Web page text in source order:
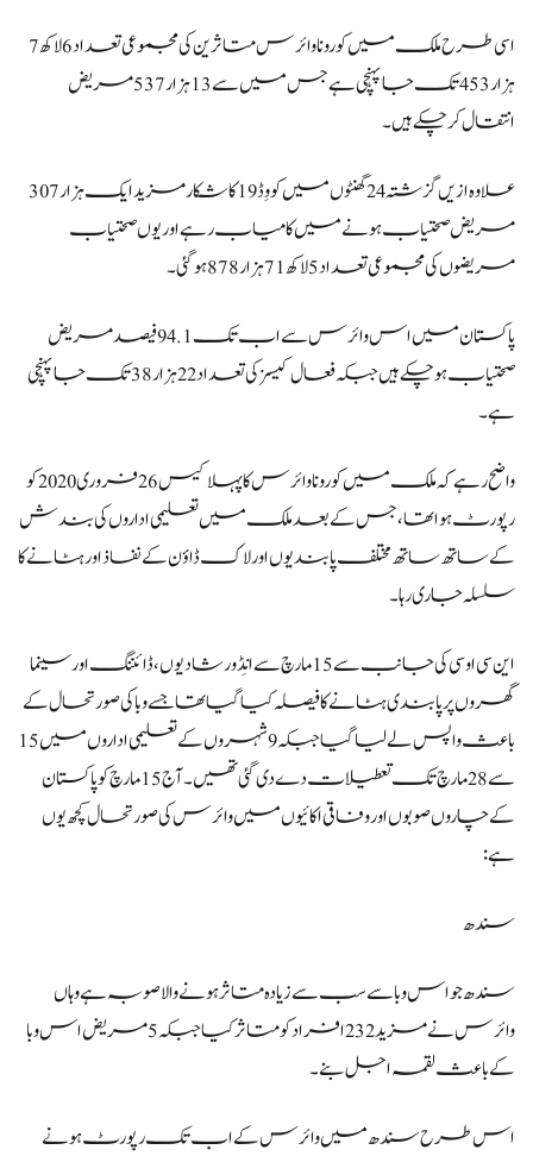
اسی طرح ملک میں کورونا وائرس متاثرین کی مجموعی تعداد 6 لاکھ 7
ہزار 453 تک جا پہنچی ہے جس میں سے 13 ہزار 537 مریض
انتقال کر چکے ہیں۔
علاوہ ازیں گزشتہ 24 گھنٹوں میں کووِڈ 19 کا شکار مزید ایک ہزار 307
مریض صحتیاب ہونے میں کامیاب رہے اور یوں صحتیاب
مریضوں کی مجموعی تعداد 5 لاکھ 71 ہزار 878 ہوگئی۔
پاکستان میں اس وائرس سے اب تک 94.1 فیصد مریض
صحتیاب ہوچکے ہیں جبکہ فعال کیسز کی تعداد 22 ہزار 38 تک جا پہنچی
ہے۔
واضح رہے کہ ملک میں کورونا وائرس کا پہلا کیس 26 فروری 2020 کو
رپورٹ ہوا تھا، جس کے بعد ملک میں تعلیمی اداروں کی بندش
کے ساتھ ساتھ مختلف پابندیوں اور لاک ڈاؤن کے نفاذ اور ہٹانے کا
سلسلہ جاری رہا۔
این سی او سی کی جانب سے 15 مارچ سے انِڈور شادیوں، ڈائننگ اور سینما
گھروں پر پابندی ہٹانے کا فیصلہ کیا گیا تھا جسے وبا کی صورتحال کے
باعث واپس لے لیا گیا جبکہ 9 شہروں کے تعلیمی اداروں میں 15
سے 28 مارچ تک تعطیلات دے دی گئی تھیں۔آج 15 مارچ کو پاکستان
کے چاروں صوبوں اور وفاقی اکائیوں میں وائرس کی صورتحال کچھ یوں
ہے:
سندھ
سندھ جو اس وبا سے سب سے زیادہ متاثر ہونے والا صوبہ ہے وہاں
وائرس نے مزید 232 افراد کو متاثر کیا جبکہ 5 مریض اس وبا
کے باعث لقمہ اجل بنے۔
اس طرح سندھ میں وائرس کے اب تک رپورٹ ہونے